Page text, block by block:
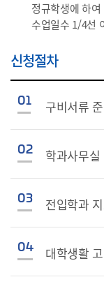
정규학생에 하
수업일수 1/4선
신청절차
01 구비서류
02 학과사무
03 전입학과
04 대학생활